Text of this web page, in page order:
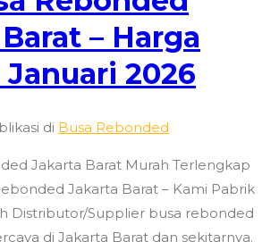
– Harga
2026
di Busa Rebonded
Jakarta Barat Murah Terlengkap
Jakarta Barat – Kami Pabrik
Distributor/Supplier busa rebonded
di Jakarta Barat dan sekitarnya.